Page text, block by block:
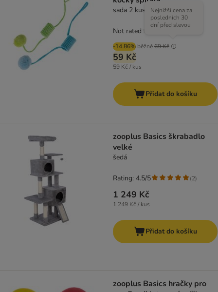
sada 2 kusů
-14.86% běžně69 Kč
Nejnižší cena za
posledních 30
dní před slevou
59 Kč
59 Kč / kus
Not rated
Přidat do košíku
zooplus Basics škrabadlo
velké
šedá
1 249 Kč
1 249 Kč / kus
Rating: 4.5/5 (2)
Přidat do košíku
zooplus Basics hračky pro